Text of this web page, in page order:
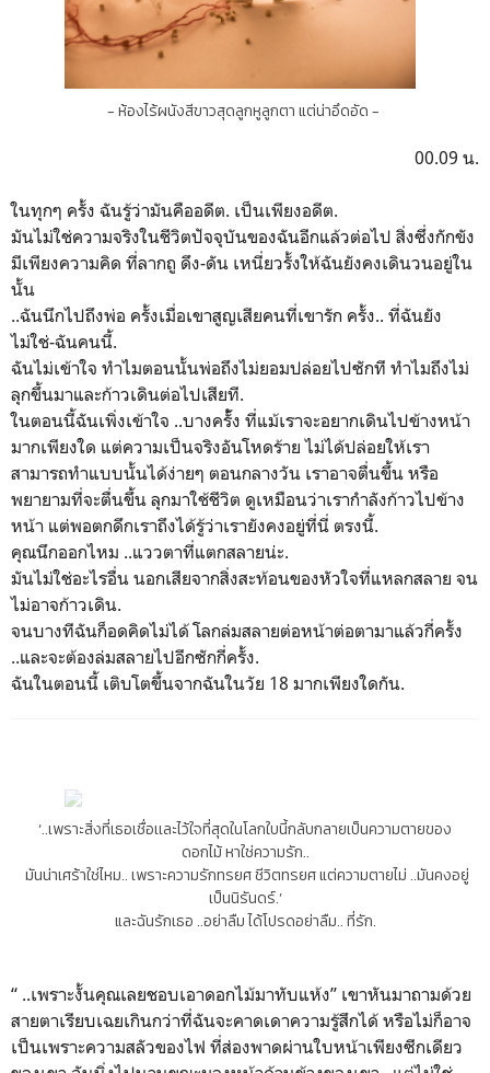
- ห้องไร้ผนังสีขาวสุดลูกหูลูกตา แต่น่าอึดอัด -
00.09 น.
ในทุกๆ ครั้ง ฉันรู้ว่ามันคืออดีต. เป็นเพียงอดีต.
มันไม่ใช่ความจริงในชีวิตปัจจุบันของฉันอีกแล้วต่อไป สิ่งซึ่งกักขัง
มีเพียงความคิด ที่ลากถู ดึง-ดัน เหนี่ยวรั้งให้ฉันยังคงเดินวนอยู่ใน
นั้น
..ฉันนึกไปถึงพ่อ ครั้งเมื่อเขาสูญเสียคนที่เขารัก ครั้ง.. ที่ฉันยัง
ไม่ใช่-ฉันคนนี้.
ฉันไม่เข้าใจ ทำไมตอนนั้นพ่อถึงไม่ยอมปล่อยไปซักที ทำไมถึงไม่
ลุกขึ้นมาและก้าวเดินต่อไปเสียที.
ในตอนนี้ฉันเพิ่งเข้าใจ ..บางครั้้ง ที่แม้เราจะอยากเดินไปข้างหน้า
มากเพียงใด แต่ความเป็นจริงอันโหดร้าย ไม่ได้ปล่อยให้เรา
สามารถทำแบบนั้นได้ง่ายๆ ตอนกลางวัน เราอาจตื่นขึ้น หรือ
พยายามที่จะตื่นขึ้น ลุกมาใช้ชีวิต ดูเหมือนว่าเรากำลังก้าวไปข้าง
หน้า แต่พอตกดึกเราถึงได้รู้ว่าเรายังคงอยู่ที่นี่ ตรงนี้.
คุณนึกออกไหม ..แววตาที่แตกสลายน่ะ.
มันไม่ใช่อะไรอื่น นอกเสียจากสิ่งสะท้อนของหัวใจที่แหลกสลาย จน
ไม่อาจก้าวเดิน.
จนบางทีฉันก็อดคิดไม่ได้ โลกล่มสลายต่อหน้าต่อตามาแล้วกี่ครั้ง
..และจะต้องล่มสลายไปอีกซักกี่ครั้ง.
ฉันในตอนนี้ เติบโตขึ้นจากฉันในวัย 18 มากเพียงใดกัน.
‘..เพราะสิ่งที่เธอเชื่อเเละไว้ใจที่สุดในโลกใบนี้กลับกลายเป็นความตายของ
ดอกไม้หาใช่ความรัก..
มันน่าเศร้าใช่ไหม..เพราะความรักทรยศชีวิตทรยศแต่ความตายไม่..มันคงอยู่
เป็นนิรันดร์.’
และฉันรักเธอ..อย่าลืมได้โปรดอย่าลืม..ที่รัก.
“ ..เพราะงั้นคุณเลยชอบเอาดอกไม้มาทับแห้ง” เขาหันมาถามด้วย
สายตาเรียบเฉยเกินกว่าที่ฉันจะคาดเดาความรู้สึกได้ หรือไม่ก็อาจ
เป็นเพราะความสลัวของไฟ ที่ส่องพาดผ่านใบหน้าเพียงซีกเดียว